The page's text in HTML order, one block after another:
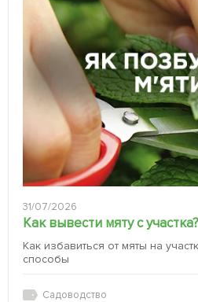
31/07/2026
Как вывести мяту с участка?
Как избавиться от мяты на
способы
Садоводство